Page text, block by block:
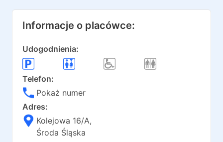
Informacje o placówce:
Udogodnienia:
Telefon:
Pokaż numer
Adres:
Kolejowa 16/A,
Środa Śląska